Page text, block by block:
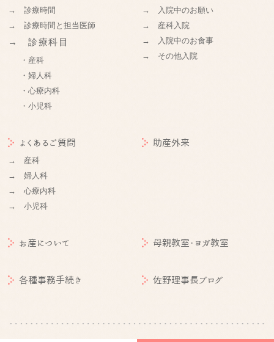
→ 診療時間
→ 診療時間と担当医師
→ 診療科目
・産科
・婦人科
・心療内科
・小児科
→ 入院中のお願い
→ 産科入院
→ 入院中のお食事
→ その他入院
よくあるご質問
→ 産科
→ 婦人科
→ 心療内科
→ 小児科
助産外来
お産について 母親教室・ヨガ教室
各種事務手続き 佐野理事長ブログ